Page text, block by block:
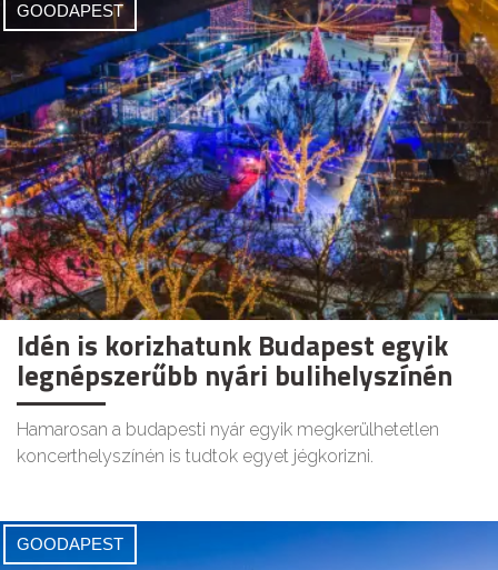
GOODAPEST
Idén is korizhatunk Budapest egyik
legnépszerűbb nyári bulihelyszínén
Hamarosan a budapesti nyár egyik megkerülhetetlen
koncerthelyszínén is tudtok egyet jégkorizni.
GOODAPEST